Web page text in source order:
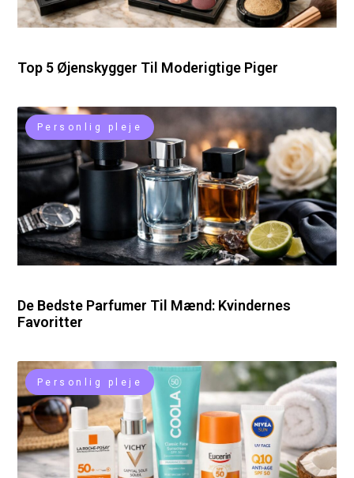
Top 5 Øjenskygger Til Moderigtige Piger
Personlig pleje
De Bedste Parfumer Til Mænd: Kvindernes
Favoritter
Personlig pleje